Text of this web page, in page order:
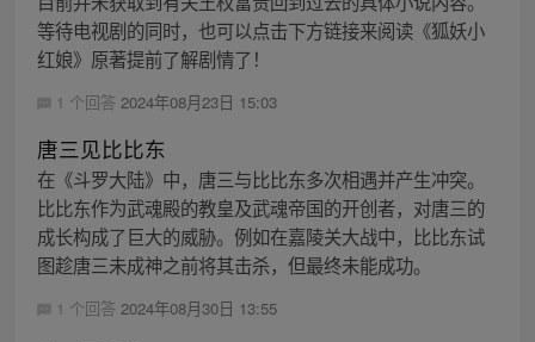
等待电视剧的同时，也可以点击下方链接来阅读《狐妖小
红娘》原著提前了解剧情了！
1 个回答 2024年08月23日 15:03
唐三见比比东
在《斗罗大陆》中，唐三与比比东多次相遇并产生冲突。
比比东作为武魂殿的教皇及武魂帝国的开创者，对唐三的
成长构成了巨大的威胁。例如在嘉陵关大战中，比比东试
图趁唐三未成神之前将其击杀，但最终未能成功。
1 个回答 2024年08月30日 13:55